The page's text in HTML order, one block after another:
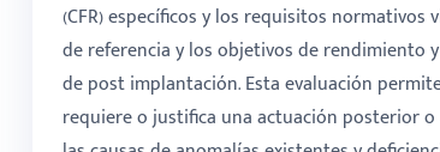
(CFR) específicos y los requisitos normativos
de referencia y los objetivos de rendimiento
de post implantación. Esta evaluación
requiere o justifica una actuación posterior o